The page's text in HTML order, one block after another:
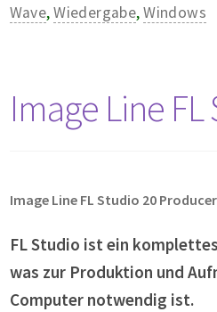
Wave,Wiedergabe,Windows
Image Line
Image Line FL Studio 20 Producer
FL Studio ist ein
was zur Produktion und
Computer notwendig ist.